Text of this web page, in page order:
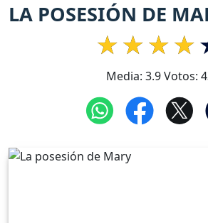
LA POSESIÓN DE
Media: 3.9Votos: